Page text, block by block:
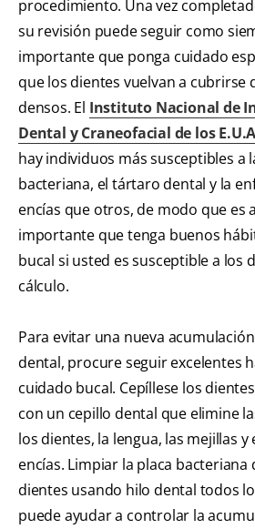
procedimiento. Una vez
su revisión puede seguir como
importante que ponga cuidado
que los dientes vuelvan a cubrirse
densos. El Instituto Nacional de
Dental y Craneofacial de los
hay individuos más susceptibles a
bacteriana, el tártaro dental y la
encías que otros, de modo que es
importante que tenga buenos
bucal si usted es susceptible a los
cálculo.
Para evitar una nueva
dental, procure seguir excelentes
cuidado bucal. Cepíllese los
con un cepillo dental que elimine
los dientes, la lengua, las mejillas y
encías. Limpiar la placa bacteriana
dientes usando hilo dental todos
puede ayudar a controlar la